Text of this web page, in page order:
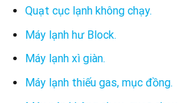
Quạt cục lạnh không chạy.
Máy lạnh hư Block.
Máy lạnh xì giàn.
Máy lạnh thiếu gas, mục đồng.